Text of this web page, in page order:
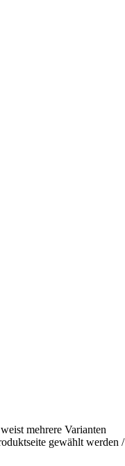
mehrere Varianten
gewählt werden/